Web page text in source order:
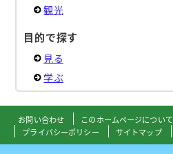
観光
目的で探す
見る
学ぶ
お問い合わせ このホームページについて
プライバシーポリシー
サイトマップ